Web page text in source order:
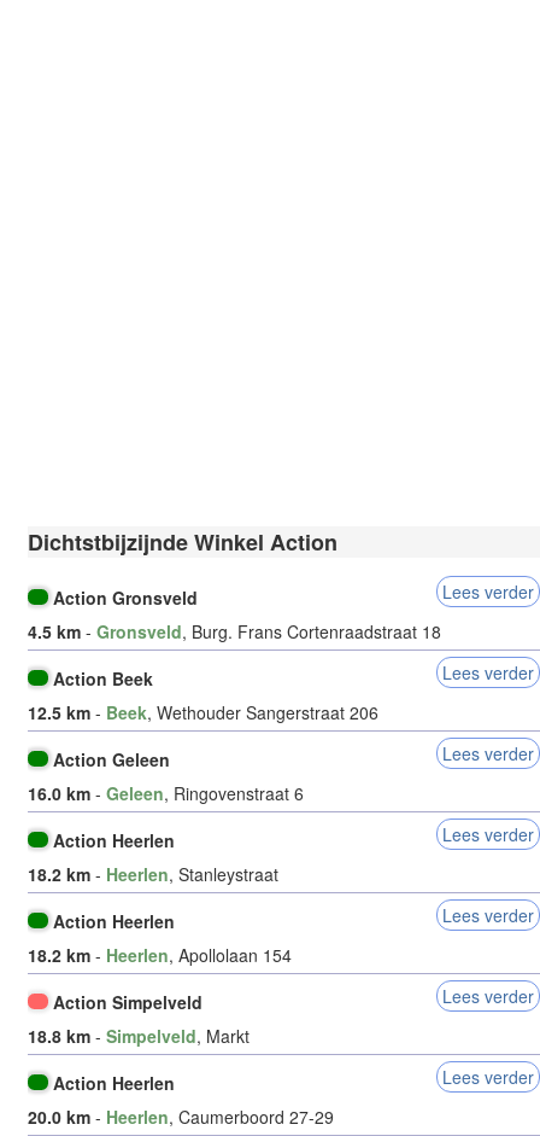
Dichtstbijzijnde Winkel Action
Action Gronsveld
Lees verder
4.5 km - Gronsveld, Burg. Frans Cortenraadstraat 18
Action Beek
Lees verder
12.5 km - Beek, Wethouder Sangerstraat 206
Action Geleen
Lees verder
16.0 km - Geleen, Ringovenstraat 6
Action Heerlen
Lees verder
18.2 km - Heerlen, Stanleystraat
Action Heerlen
Lees verder
18.2 km - Heerlen, Apollolaan 154
Action Simpelveld
Lees verder
18.8 km - Simpelveld, Markt
Action Heerlen
Lees verder
20.0 km - Heerlen, Caumerboord 27-29